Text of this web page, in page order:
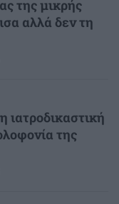
της μικρής
αλλά δεν τη
ιατροδικαστική
της